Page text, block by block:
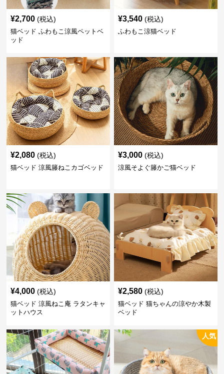
¥2,700 (税込)
猫ベッド ふわもこ涼風ペットベ
ッド
¥3,540 (税込)
ふわもこ涼猫ベッド
¥2,080 (税込)
猫ベッド 涼風籐ねこカゴベッド
¥3,000 (税込)
涼風そよぐ籐かご猫ベッド
¥4,000 (税込)
猫ベッド 涼風ねこ庵 ラタンキャ
ットハウス
¥2,580 (税込)
猫ベッド 猫ちゃんの涼やか木製
ベッド
人気